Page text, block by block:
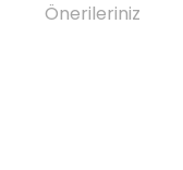
Önerileriniz